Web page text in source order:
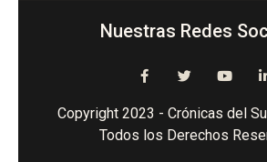
Nuestras Redes
Copyright 2023 - Crónicas del
Todos los Derechos